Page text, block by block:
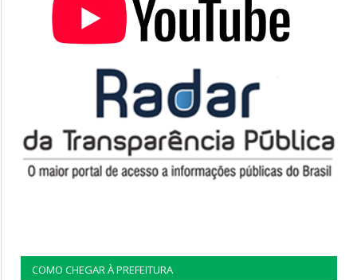
COMO CHEGAR À PREFEITURA